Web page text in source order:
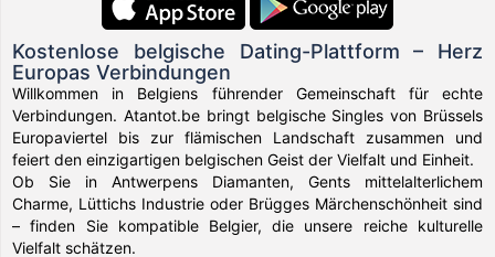
Kostenlose belgische Dating-Plattform – Herz
Europas Verbindungen
Willkommen in Belgiens führender Gemeinschaft für echte
Verbindungen. Atantot.be bringt belgische Singles von Brüssels
Europaviertel bis zur flämischen Landschaft zusammen und
feiert den einzigartigen belgischen Geist der Vielfalt und Einheit.
Ob Sie in Antwerpens Diamanten, Gents mittelalterlichem
Charme, Lüttichs Industrie oder Brügges Märchenschönheit sind
– finden Sie kompatible Belgier, die unsere reiche kulturelle
Vielfalt schätzen.